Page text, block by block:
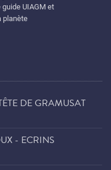
UIAGM et
planète
DE GRAMUSAT
- ECRINS